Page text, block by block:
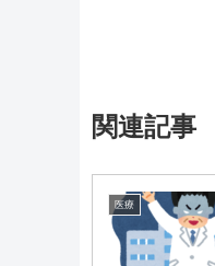
関連記事
医療